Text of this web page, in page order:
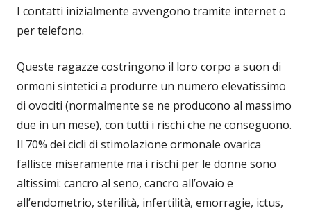
I contatti inizialmente avvengono tramite internet o
per telefono.
Queste ragazze costringono il loro corpo a suon di
ormoni sintetici a produrre un numero elevatissimo
di ovociti (normalmente se ne producono al massimo
due in un mese), con tutti i rischi che ne conseguono.
Il 70% dei cicli di stimolazione ormonale ovarica
fallisce miseramente ma i rischi per le donne sono
altissimi: cancro al seno, cancro all’ovaio e
all’endometrio, sterilità, infertilità, emorragie, ictus,